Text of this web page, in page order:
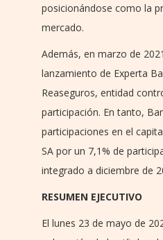
posicionándose como la
mercado.
Además, en marzo de
lanzamiento de Experta
Reaseguros, entidad
participación. En tanto,
participaciones en el
SA por un 7,1% de
integrado a diciembre de
RESUMEN EJECUTIVO
El lunes 23 de mayo de